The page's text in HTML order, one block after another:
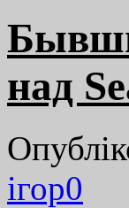
над
ігор0